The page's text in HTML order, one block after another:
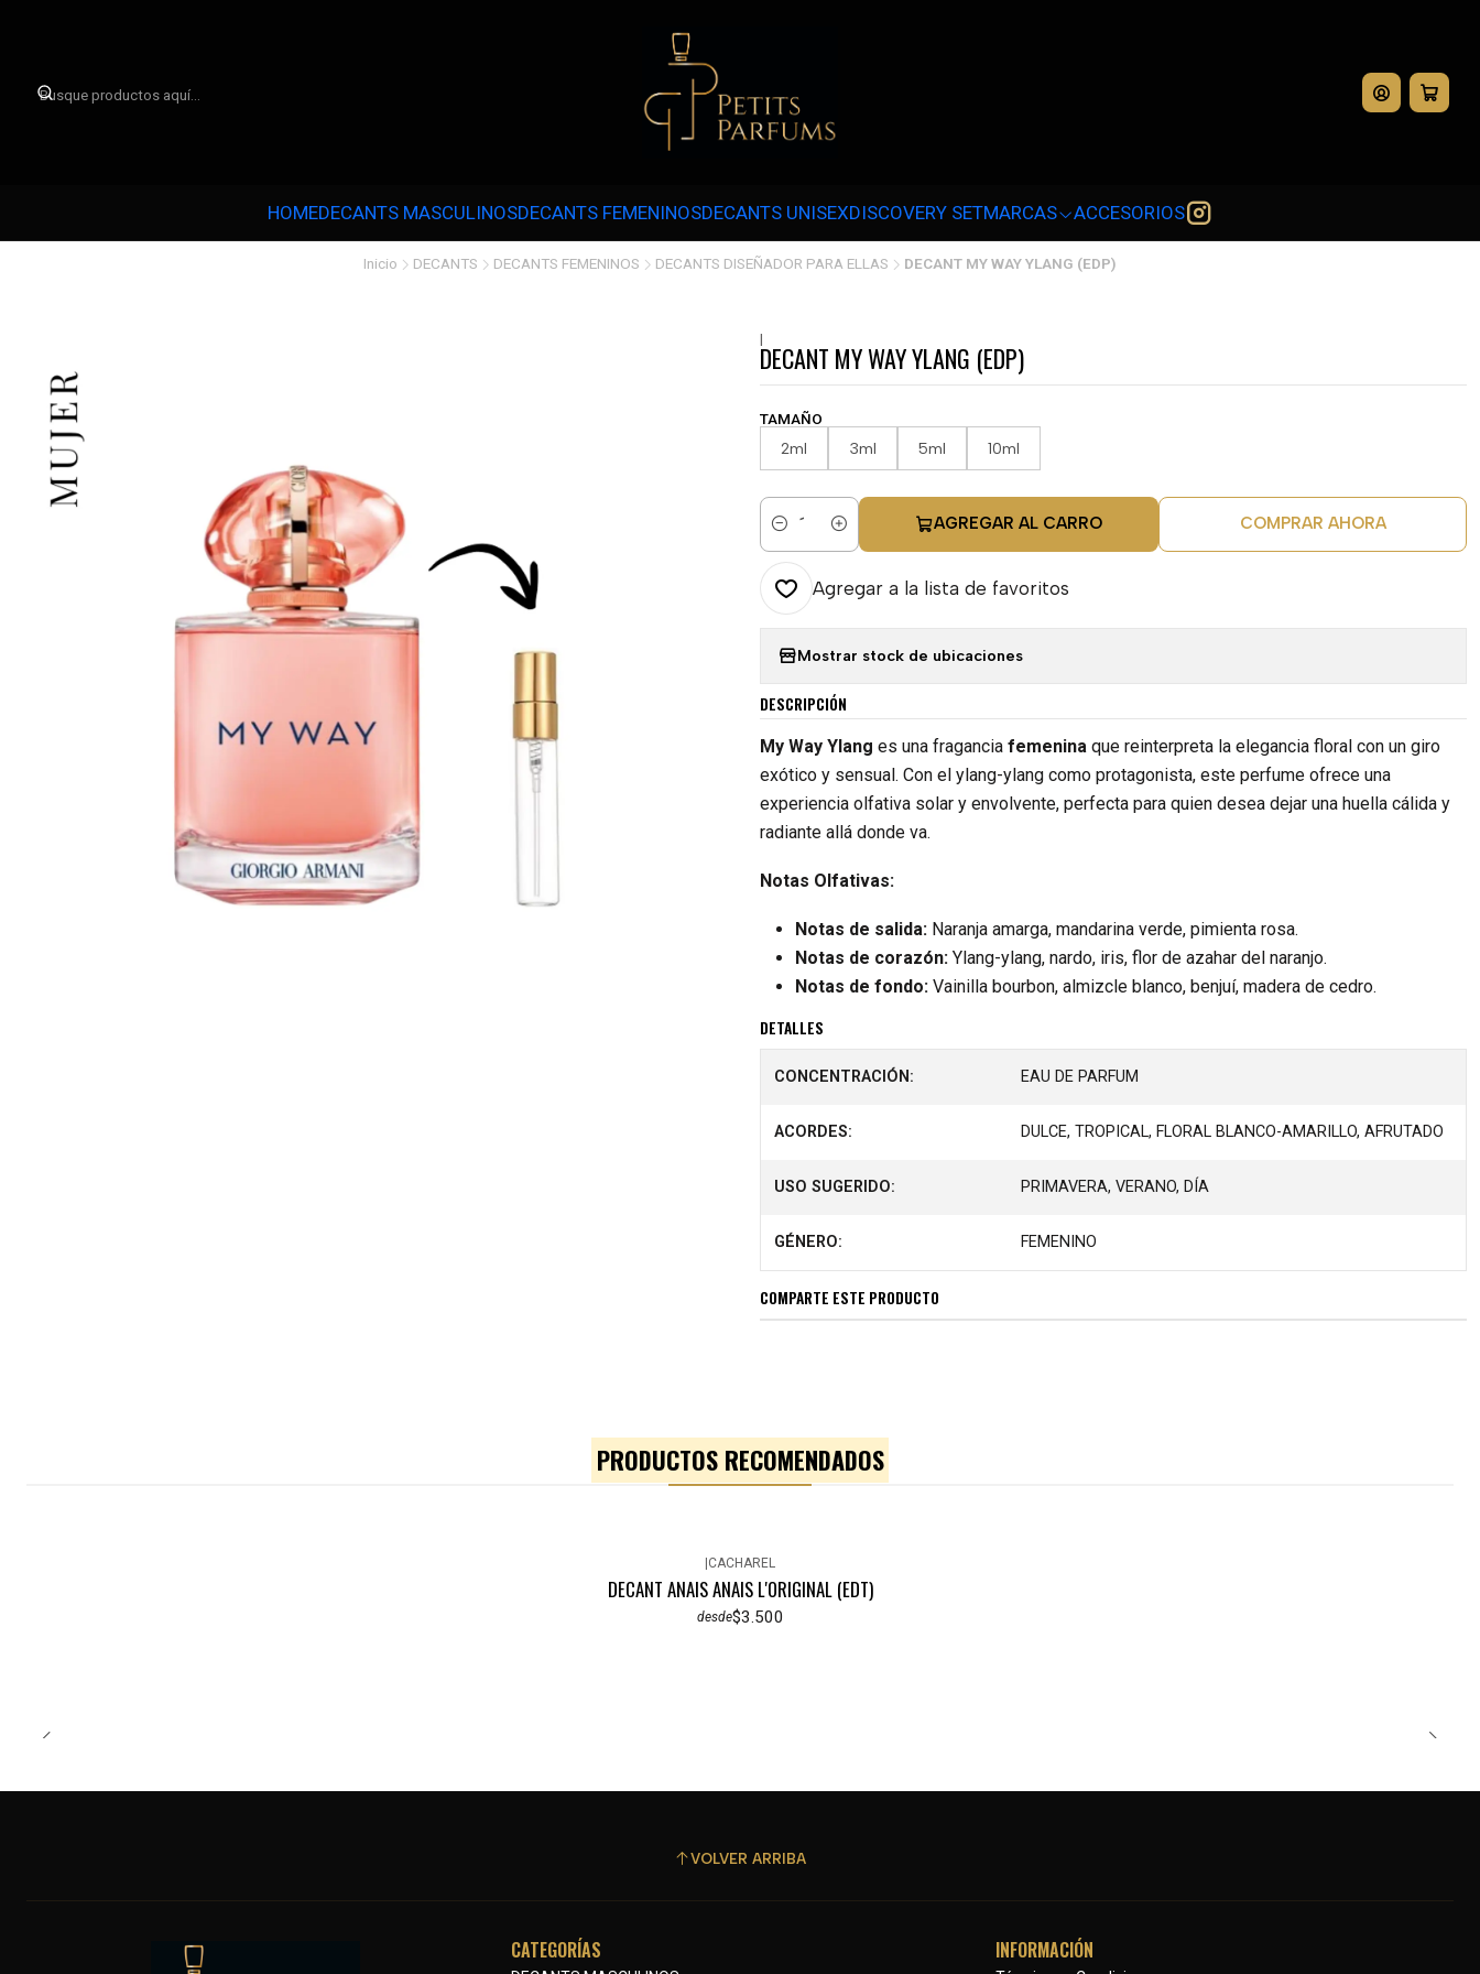
HOMEDECANTS MASCULINOSDECANTS FEMENINOSDECANTS UNISEXDISCOVERY SETMARCAS ACCESORIOS
Inicio DECANTS DECANTS FEMENINOS DECANTS DISEÑADOR PARA ELLAS DECANT MY WAY YLANG (EDP)
|
DECANT MY WAY YLANG (EDP)
TAMAÑO
2ml 3ml 5ml 10ml
Cantidad
AGREGAR AL CARRO COMPRAR AHORA
Agregar a la lista de favoritos
Mostrar stock de ubicaciones
DESCRIPCIÓN
My Way Ylang es una fragancia femenina que reinterpreta la elegancia floral con un giro
exótico y sensual. Con el ylang-ylang como protagonista, este perfume ofrece una
experiencia olfativa solar y envolvente, perfecta para quien desea dejar una huella cálida y
radiante allá donde va.
Notas Olfativas:
Notas de salida: Naranja amarga, mandarina verde, pimienta rosa.
Notas de corazón: Ylang-ylang, nardo, iris, flor de azahar del naranjo.
Notas de fondo: Vainilla bourbon, almizcle blanco, benjuí, madera de cedro.
DETALLES
CONCENTRACIÓN: EAU DE PARFUM
ACORDES: DULCE, TROPICAL, FLORAL BLANCO-AMARILLO, AFRUTADO
USO SUGERIDO: PRIMAVERA, VERANO, DÍA
GÉNERO: FEMENINO
COMPARTE ESTE PRODUCTO
PRODUCTOS RECOMENDADOS
CACHAREL
DECANT ANAIS ANAIS L'ORIGINAL (EDT)
desde$3.500
VOLVER ARRIBA
CATEGORÍAS INFORMACIÓN